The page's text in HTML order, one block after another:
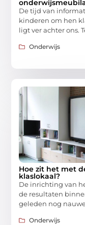
De tijd van
kinderen om hen
ligt ver achter ons.
Onderwijs
Hoe zit het met
klaslokaal?
De inrichting van
de resultaten
geleden nog
Onderwijs